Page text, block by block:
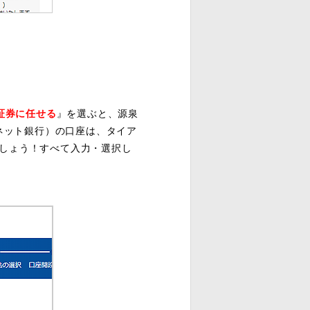
券に任せる 』を選ぶと、源泉
ト銀行）の口座は、タイア
ょう！すべて入力・選択し